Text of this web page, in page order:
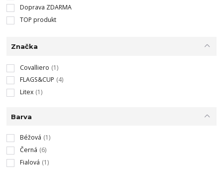
Doprava ZDARMA
TOP produkt
Značka
Covalliero (1)
FLAGS&CUP (4)
Litex (1)
Barva
Béžová (1)
Černá (6)
Fialová (1)